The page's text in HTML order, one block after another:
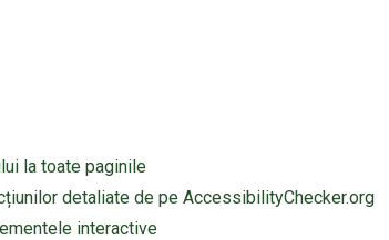
la toate paginile
detaliate de pe AccessibilityChecker.org
interactive